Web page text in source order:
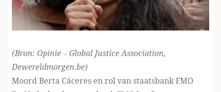
(Bron: Opinie – Global Justice Association,
Dewereldmorgen.be)
Moord Berta Cáceres en rol van staatsbank FMO